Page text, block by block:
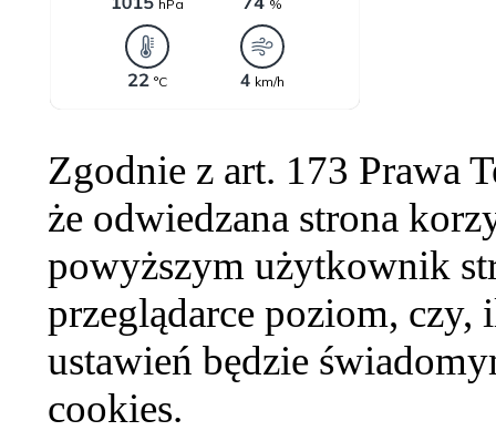
Zgodnie z art. 173 Prawa
że odwiedzana strona
powyższym użytkownik
przeglądarce poziom,
ustawień będzie
cookies.